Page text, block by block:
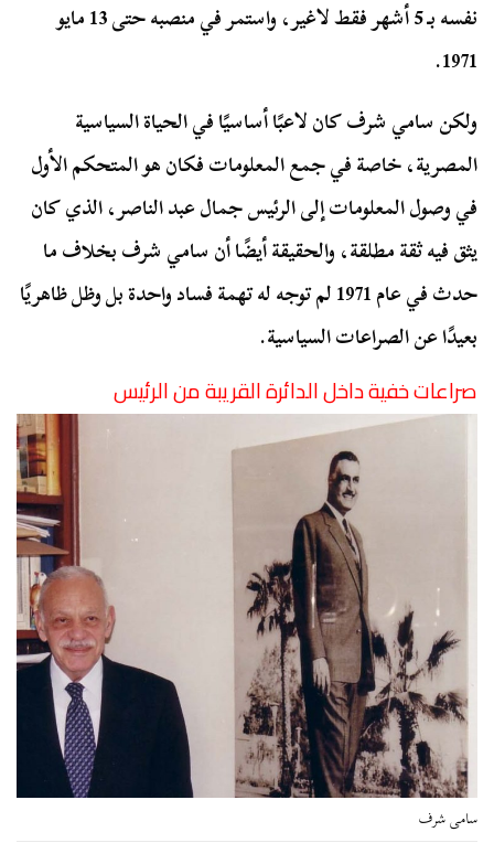
نفسه بـ 5 أشهر فقط لاغير، واستمر في منصبه حتى 13 مايو
1971.
ولكن سامي شرف كان لاعبًا أساسيًا في الحياة السياسية
المصرية، خاصة في جمع المعلومات فكان هو المتحكم الأول
في وصول المعلومات إلى الرئيس جمال عبد الناصر، الذي كان
يثق فيه ثقة مطلقة، والحقيقة أيضًا أن سامي شرف بخلاف ما
حدث في عام 1971 لم توجه له تهمة فساد واحدة بل وظل ظاهريًا
بعيدًا عن الصراعات السياسية.
صراعات خفية داخل الدائرة القريبة من الرئيس
سامى شرف